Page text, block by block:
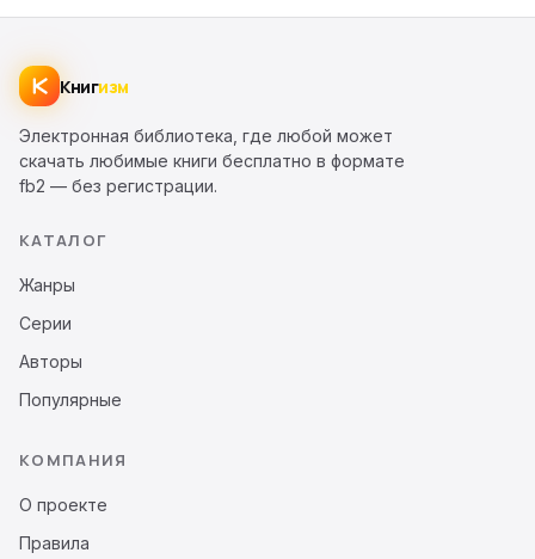
Книгизм
Электронная библиотека, где любой может
скачать любимые книги бесплатно в формате
fb2 — без регистрации.
КАТАЛОГ
Жанры
Серии
Авторы
Популярные
КОМПАНИЯ
О проекте
Правила